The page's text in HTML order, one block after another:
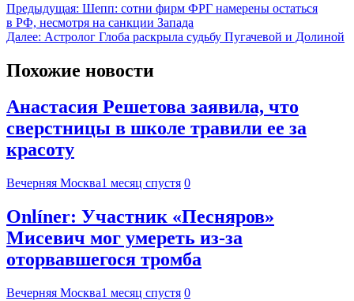
Предыдущая: Шепп: сотни фирм ФРГ намерены остаться
в РФ, несмотря на санкции Запада
Далее: Астролог Глоба раскрыла судьбу Пугачевой и Долиной
Похожие новости
Анастасия Решетова заявила, что
сверстницы в школе травили ее за
красоту
Вечерняя Москва1 месяц спустя 0
Onlíner: Участник «Песняров»
Мисевич мог умереть из-за
оторвавшегося тромба
Вечерняя Москва1 месяц спустя 0